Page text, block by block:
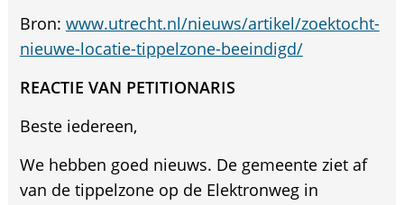
Bron: www.utrecht.nl/nieuws/artikel/zoektocht-
nieuwe-locatie-tippelzone-beeindigd/
REACTIE VAN PETITIONARIS
Beste iedereen,
We hebben goed nieuws. De gemeente ziet af
van de tippelzone op de Elektronweg in